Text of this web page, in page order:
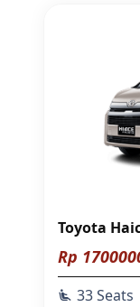
Toyota
Rp
airline_seat_recline_extra 33 Seats